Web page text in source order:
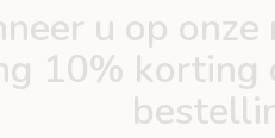
u op
10% korting